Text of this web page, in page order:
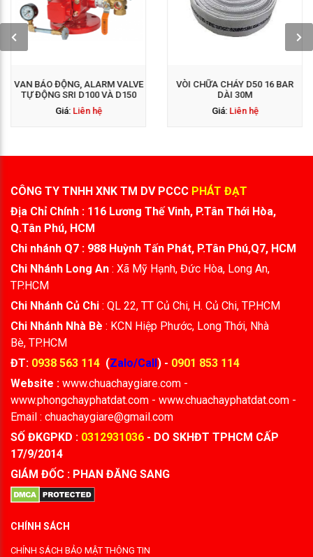
VAN BÁO ĐỘNG, ALARM VALVE
TỰ ĐỘNG SRI D100 VÀ D150
Giá: Liên hệ
GỌI NGAY: 0938 563
114
VÒI CHỮA CHÁY D50 16 BAR
DÀI 30M
Giá: Liên hệ
GỌI NGAY: 0938 563
114
CÔNG TY TNHH XNK TM DV PCCC PHÁT ĐẠT
Địa Chỉ Chính : 116 Lương Thế Vinh, P.Tân Thới Hòa,
Q.Tân Phú, HCM
Chi nhánh Q7 : 988 Huỳnh Tấn Phát, P.Tân Phú,Q7, HCM
Chi Nhánh Long An : Xã Mỹ Hạnh, Đức Hòa, Long An,
TP.HCM
Chi Nhánh Củ Chi : QL 22, TT Củ Chi, H. Củ Chi, TP.HCM
Chi Nhánh Nhà Bè : KCN Hiệp Phước, Long Thới, Nhà
Bè, TP.HCM
ĐT: 0938 563 114 (Zalo/Call) - 0901 853 114
Website : www.chuachaygiare.com -
www.phongchayphatdat.com - www.chuachayphatdat.com -
Email : chuachaygiare@gmail.com
SỐ ĐKGPKD : 0312931036 - DO SKHĐT TPHCM CẤP
17/9/2014
GIÁM ĐỐC : PHAN ĐĂNG SANG
CHÍNH SÁCH
CHÍNH SÁCH BẢO MẬT THÔNG TIN